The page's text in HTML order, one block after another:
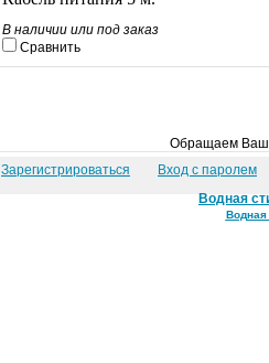
В наличии или под заказ
Сравнить
Обращаем
Зарегистрироваться
Вход с паролем
Водная
Водная